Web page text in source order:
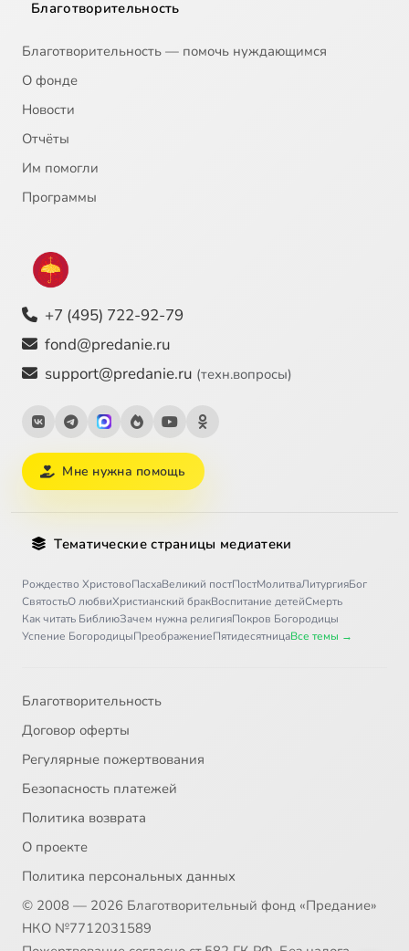
Благотворительность
Благотворительность — помочь нуждающимся
О фонде
Новости
Отчёты
Им помогли
Программы
+7 (495) 722-92-79
fond@predanie.ru
support@predanie.ru (техн.вопросы)
Мне нужна помощь
Тематические страницы медиатеки
Рождество ХристовоПасхаВеликий постПостМолитваЛитургияБог
СвятостьО любвиХристианский бракВоспитание детейСмерть
Как читать БиблиюЗачем нужна религияПокров Богородицы
Успение БогородицыПреображениеПятидесятницаВсе темы →
Благотворительность
Договор оферты
Регулярные пожертвования
Безопасность платежей
Политика возврата
О проекте
Политика персональных данных
© 2008 — 2026 Благотворительный фонд «Предание»
НКО №7712031589